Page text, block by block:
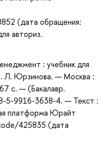
(дата обращения:
авториз.
: учебник для
Л. Юрзинова. — Москва :
с. — (Бакалавр.
5-9916-3638-4. — Текст :
платформа Юрайт
425835 (дата